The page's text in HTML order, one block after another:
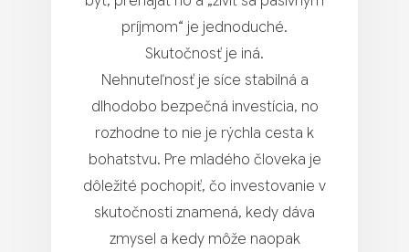
príjmom“ je jednoduché.
Skutočnosť je iná.
Nehnuteľnosť je síce stabilná a
dlhodobo bezpečná investícia, no
rozhodne to nie je rýchla cesta k
bohatstvu. Pre mladého človeka je
dôležité pochopiť, čo investovanie v
skutočnosti znamená, kedy dáva
zmysel a kedy môže naopak